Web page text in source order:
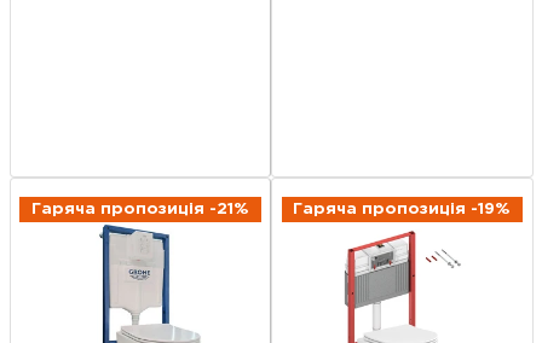
Гаряча пропозиція -21% Гаряча пропозиція -19%